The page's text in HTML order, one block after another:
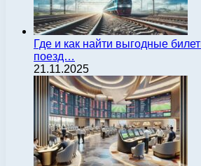
Где и как найти выгодные
поезд…
21.11.2025